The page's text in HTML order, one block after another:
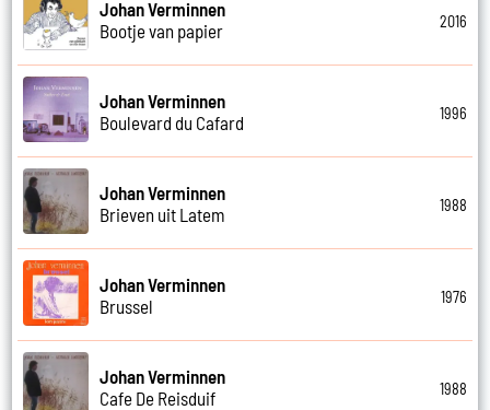
Johan Verminnen
Bootje van papier
2016
Johan Verminnen
Boulevard du Cafard
1996
Johan Verminnen
Brieven uit Latem
1988
Johan Verminnen
Brussel
1976
Johan Verminnen
Cafe De Reisduif
1988